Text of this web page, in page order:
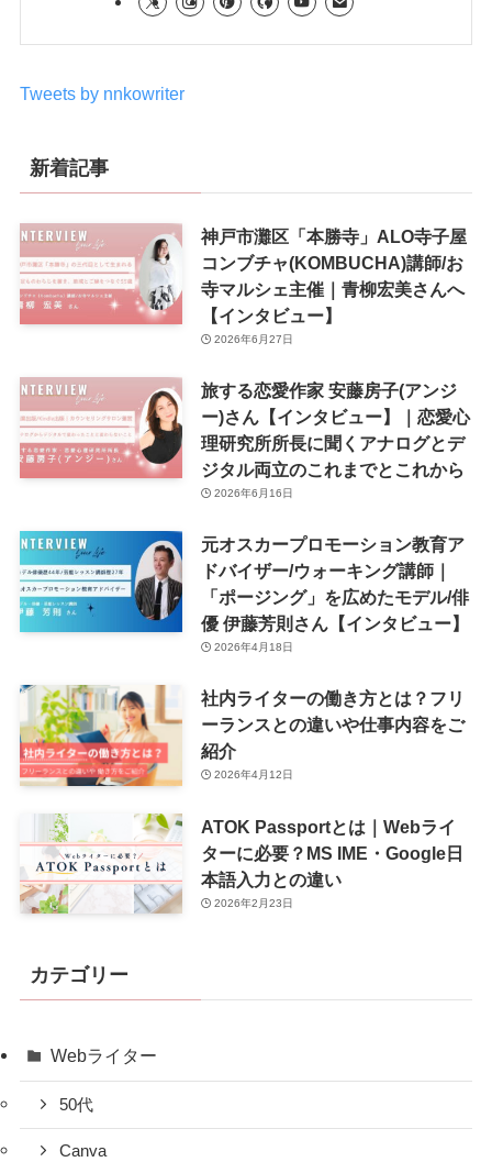
Tweets by nnkowriter
新着記事
神戸市灘区「本勝寺」ALO寺子屋
コンブチャ(KOMBUCHA)講師/お
寺マルシェ主催｜青柳宏美さんへ
【インタビュー】
2026年6月27日
旅する恋愛作家 安藤房子(アンジ
ー)さん【インタビュー】｜恋愛心
理研究所所長に聞くアナログとデ
ジタル両立のこれまでとこれから
2026年6月16日
元オスカープロモーション教育ア
ドバイザー/ウォーキング講師｜
「ポージング」を広めたモデル/俳
優 伊藤芳則さん【インタビュー】
2026年4月18日
社内ライターの働き方とは？フリ
ーランスとの違いや仕事内容をご
紹介
2026年4月12日
ATOK Passportとは｜Webライ
ターに必要？MS IME・Google日
本語入力との違い
2026年2月23日
カテゴリー
Webライター
50代
Canva